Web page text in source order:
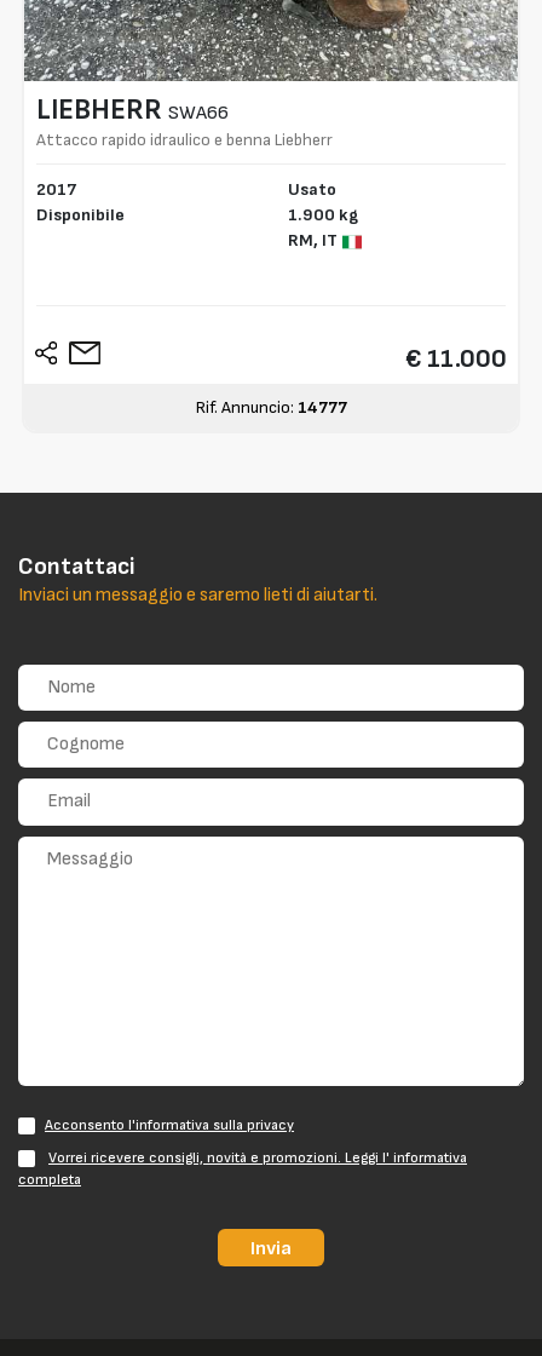
LIEBHERR SWA66
Attacco rapido idraulico e benna Liebherr
2017
Disponibile
Usato
1.900 kg
RM, IT
€ 11.000
Rif. Annuncio: 14777
Contattaci
Inviaci un messaggio e saremo lieti di aiutarti.
Acconsento l'informativa sulla privacy
Vorrei ricevere consigli, novità e promozioni. Leggi l' informativa
completa
Invia